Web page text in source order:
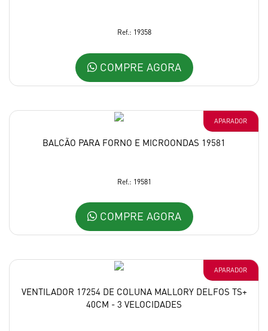
Ref.: 19358
COMPRE AGORA
APARADOR
BALCÃO PARA FORNO E MICROONDAS 19581
Ref.: 19581
COMPRE AGORA
APARADOR
VENTILADOR 17254 DE COLUNA MALLORY DELFOS TS+
40CM - 3 VELOCIDADES